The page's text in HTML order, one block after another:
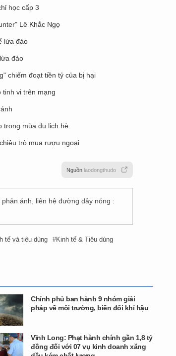
học cấp 3
Lê Khắc Ngọ
lừa đảo
đảo
chiếm đoạt tiền tỷ của bị hại
tinh vi trên mạng
trong mùa du lịch hè
trò mua rượu ngoại
Nguồn laodongthudo
phản ánh, liên hệ đường dây nóng :
tế và tiêu dùng
Kinh tế & Tiêu dùng
Chính phủ ban hành 9 nhóm giải
pháp về môi trường, biến đổi khí hậu
Vĩnh Long: Phạt hành chính gần 1,8 tỷ
đồng đối với 07 vụ kinh doanh xăng